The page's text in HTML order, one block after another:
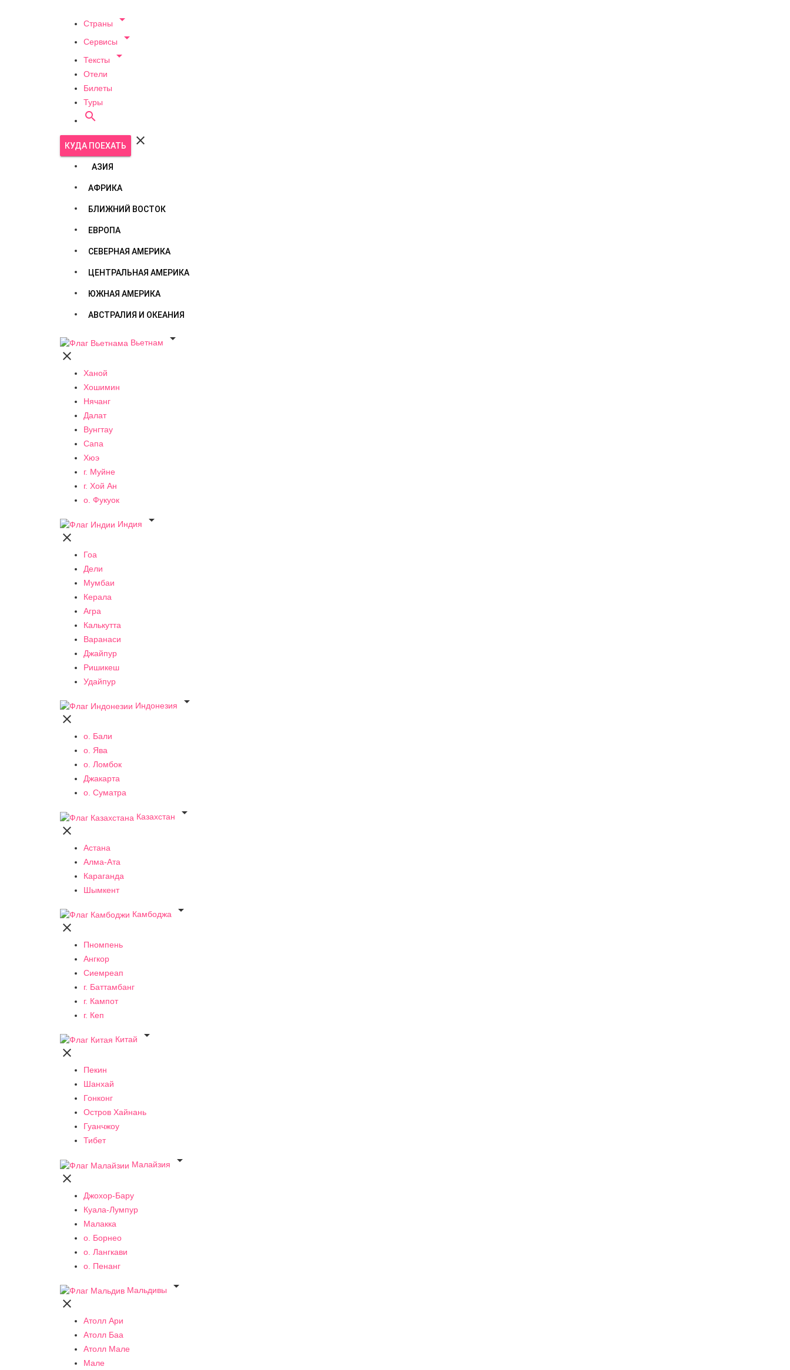
Страны 
Сервисы 
Тексты 
Отели
Билеты
Туры

КУДА ПОЕХАТЬ 
АЗИЯ
АФРИКА
БЛИЖНИЙ ВОСТОК
ЕВРОПА
СЕВЕРНАЯ АМЕРИКА
ЦЕНТРАЛЬНАЯ АМЕРИКА
ЮЖНАЯ АМЕРИКА
АВСТРАЛИЯ И ОКЕАНИЯ
Вьетнам


Ханой
Хошимин
Нячанг
Далат
Вунгтау
Сапа
Хюэ
г. Муйне
г. Хой Ан
о. Фукуок
Индия


Гоа
Дели
Мумбаи
Керала
Агра
Калькутта
Варанаси
Джайпур
Ришикеш
Удайпур
Индонезия


о. Бали
о. Ява
о. Ломбок
Джакарта
о. Суматра
Казахстан


Астана
Алма-Ата
Караганда
Шымкент
Камбоджа


Пномпень
Ангкор
Сиемреап
г. Баттамбанг
г. Кампот
г. Кеп
Китай


Пекин
Шанхай
Гонконг
Остров Хайнань
Гуанчжоу
Тибет
Малайзия


Джохор-Бару
Куала-Лумпур
Малакка
о. Борнео
о. Лангкави
о. Пенанг
Мальдивы


Атолл Ари
Атолл Баа
Атолл Мале
Мале